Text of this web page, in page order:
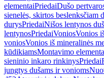
elementaiPriedaiDušo
sienelės, skirtos beslenksčiam
durysPriedaiNišos lentynos
lentynosPriedaiVoniosVonios
voniosVonios iš mineralinės
kūdikiamsMontavimo
sieninio inkaro rinkinysPriedai
jungtys dušams ir vonioms